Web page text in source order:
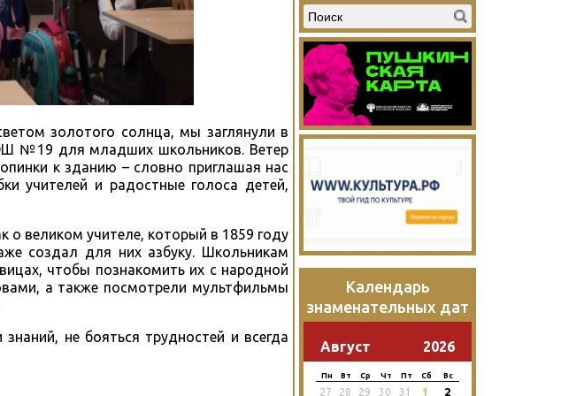
золотого солнца, мы заглянули в
№19 для младших школьников. Ветер
к зданию – словно приглашая нас
учителей и радостные голоса детей,
великом учителе, который в 1859 году
создал для них азбуку. Школьникам
чтобы познакомить их с народной
а также посмотрели мультфильмы
не бояться трудностей и всегда
Календарь
знаменательных дат
Август 2026
Пн Вт Ср Чт Пт Сб Вс
27 28 29 30 31 1 2